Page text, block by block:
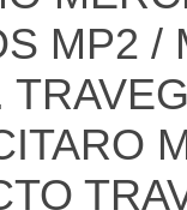
MP2 /